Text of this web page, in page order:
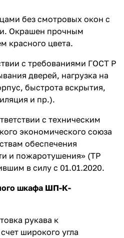
без смотровых окон с
Окрашен прочным
красного цвета.
с требованиями ГОСТ Р
дверей, нагрузка на
быстрота вскрытия,
и пр.).
с техническим
экономического союза
обеспечения
и пожаротушения» (ТР
в силу с 01.01.2020.
шкафа ШП-К-
рукава к
широкого угла